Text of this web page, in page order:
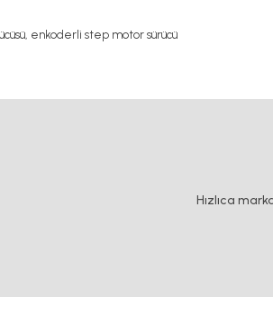
enkoderli step motor sürücü
Hızlıca